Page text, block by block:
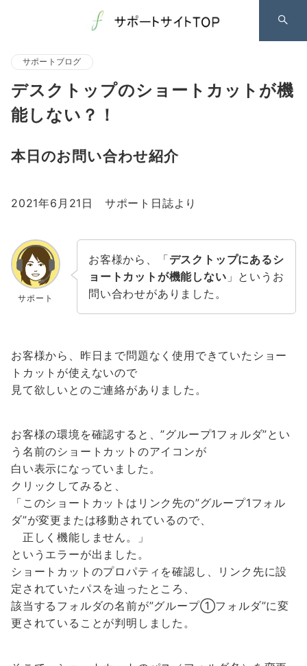
サポートブログ
デスクトップのショートカットが機
能しない？！
本日のお問い合わせ紹介
2021年6月21日 サポート日誌より
サポート
お客様から、「デスクトップにあるシ
ョートカットが機能しない 」というお
問い合わせがありました。
お客様から、昨日まで問題なく使用できていたショー
トカットが使えないので
見て欲しいとのご連絡がありました。
お客様の環境を確認すると、”グループ1フォルダ”とい
う名前のショートカットのアイコンが
白い表示になっていました。
クリックしてみると、
「このショートカットはリンク先の”グループ1フォル
ダ”が変更または移動されているので、
正しく機能しません。」
というエラーが出ました。
ショートカットのプロパティを確認し、リンク先に設
定されていたパスを辿ったところ、
該当するフォルダの名前が”グループ①フォルダ”に変
更されていることが判明しました。